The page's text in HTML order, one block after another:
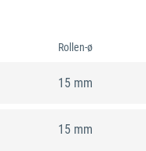
Rollen-ø
15 mm
15 mm